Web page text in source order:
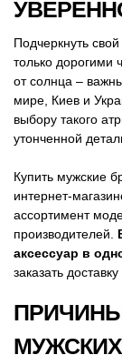
Подчеркнуть
только дорогими
от солнца –
мире, Киев и
выбору такого
утонченной
Купить мужские
интернет-
ассортимент
производителей.
аксессуар в
заказать